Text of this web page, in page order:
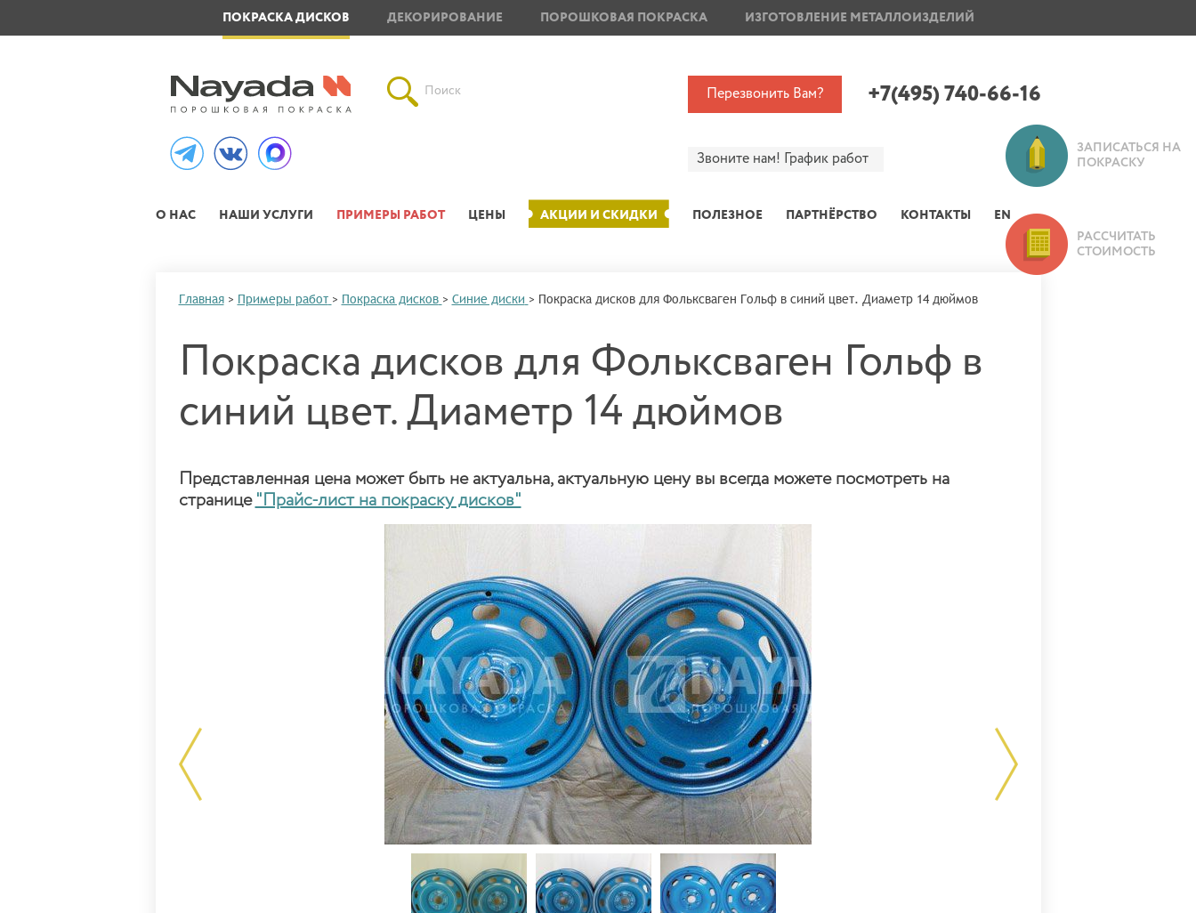
ПОКРАСКА ДИСКОВ ДЕКОРИРОВАНИЕ ПОРОШКОВАЯ ПОКРАСКА ИЗГОТОВЛЕНИЕ МЕТАЛЛОИЗДЕЛИЙ
Поиск Перезвонить Вам? +7(495) 740-66-16
Звоните нам! График работ
О НАС НАШИ УСЛУГИ ПРИМЕРЫ РАБОТ ЦЕНЫ АКЦИИ И СКИДКИ ПОЛЕЗНОЕ ПАРТНЁРСТВО КОНТАКТЫ EN
Главная > Примеры работ > Покраска дисков > Синие диски > Покраска дисков для Фольксваген Гольф в синий цвет. Диаметр 14 дюймов
Покраска дисков для Фольксваген Гольф в
синий цвет. Диаметр 14 дюймов
Представленная цена может быть не актуальна, актуальную цену вы всегда можете посмотреть на
странице "Прайс-лист на покраску дисков"
ЗАПИСАТЬСЯ НА
ПОКРАСКУ
РАССЧИТАТЬ
СТОИМОСТЬ